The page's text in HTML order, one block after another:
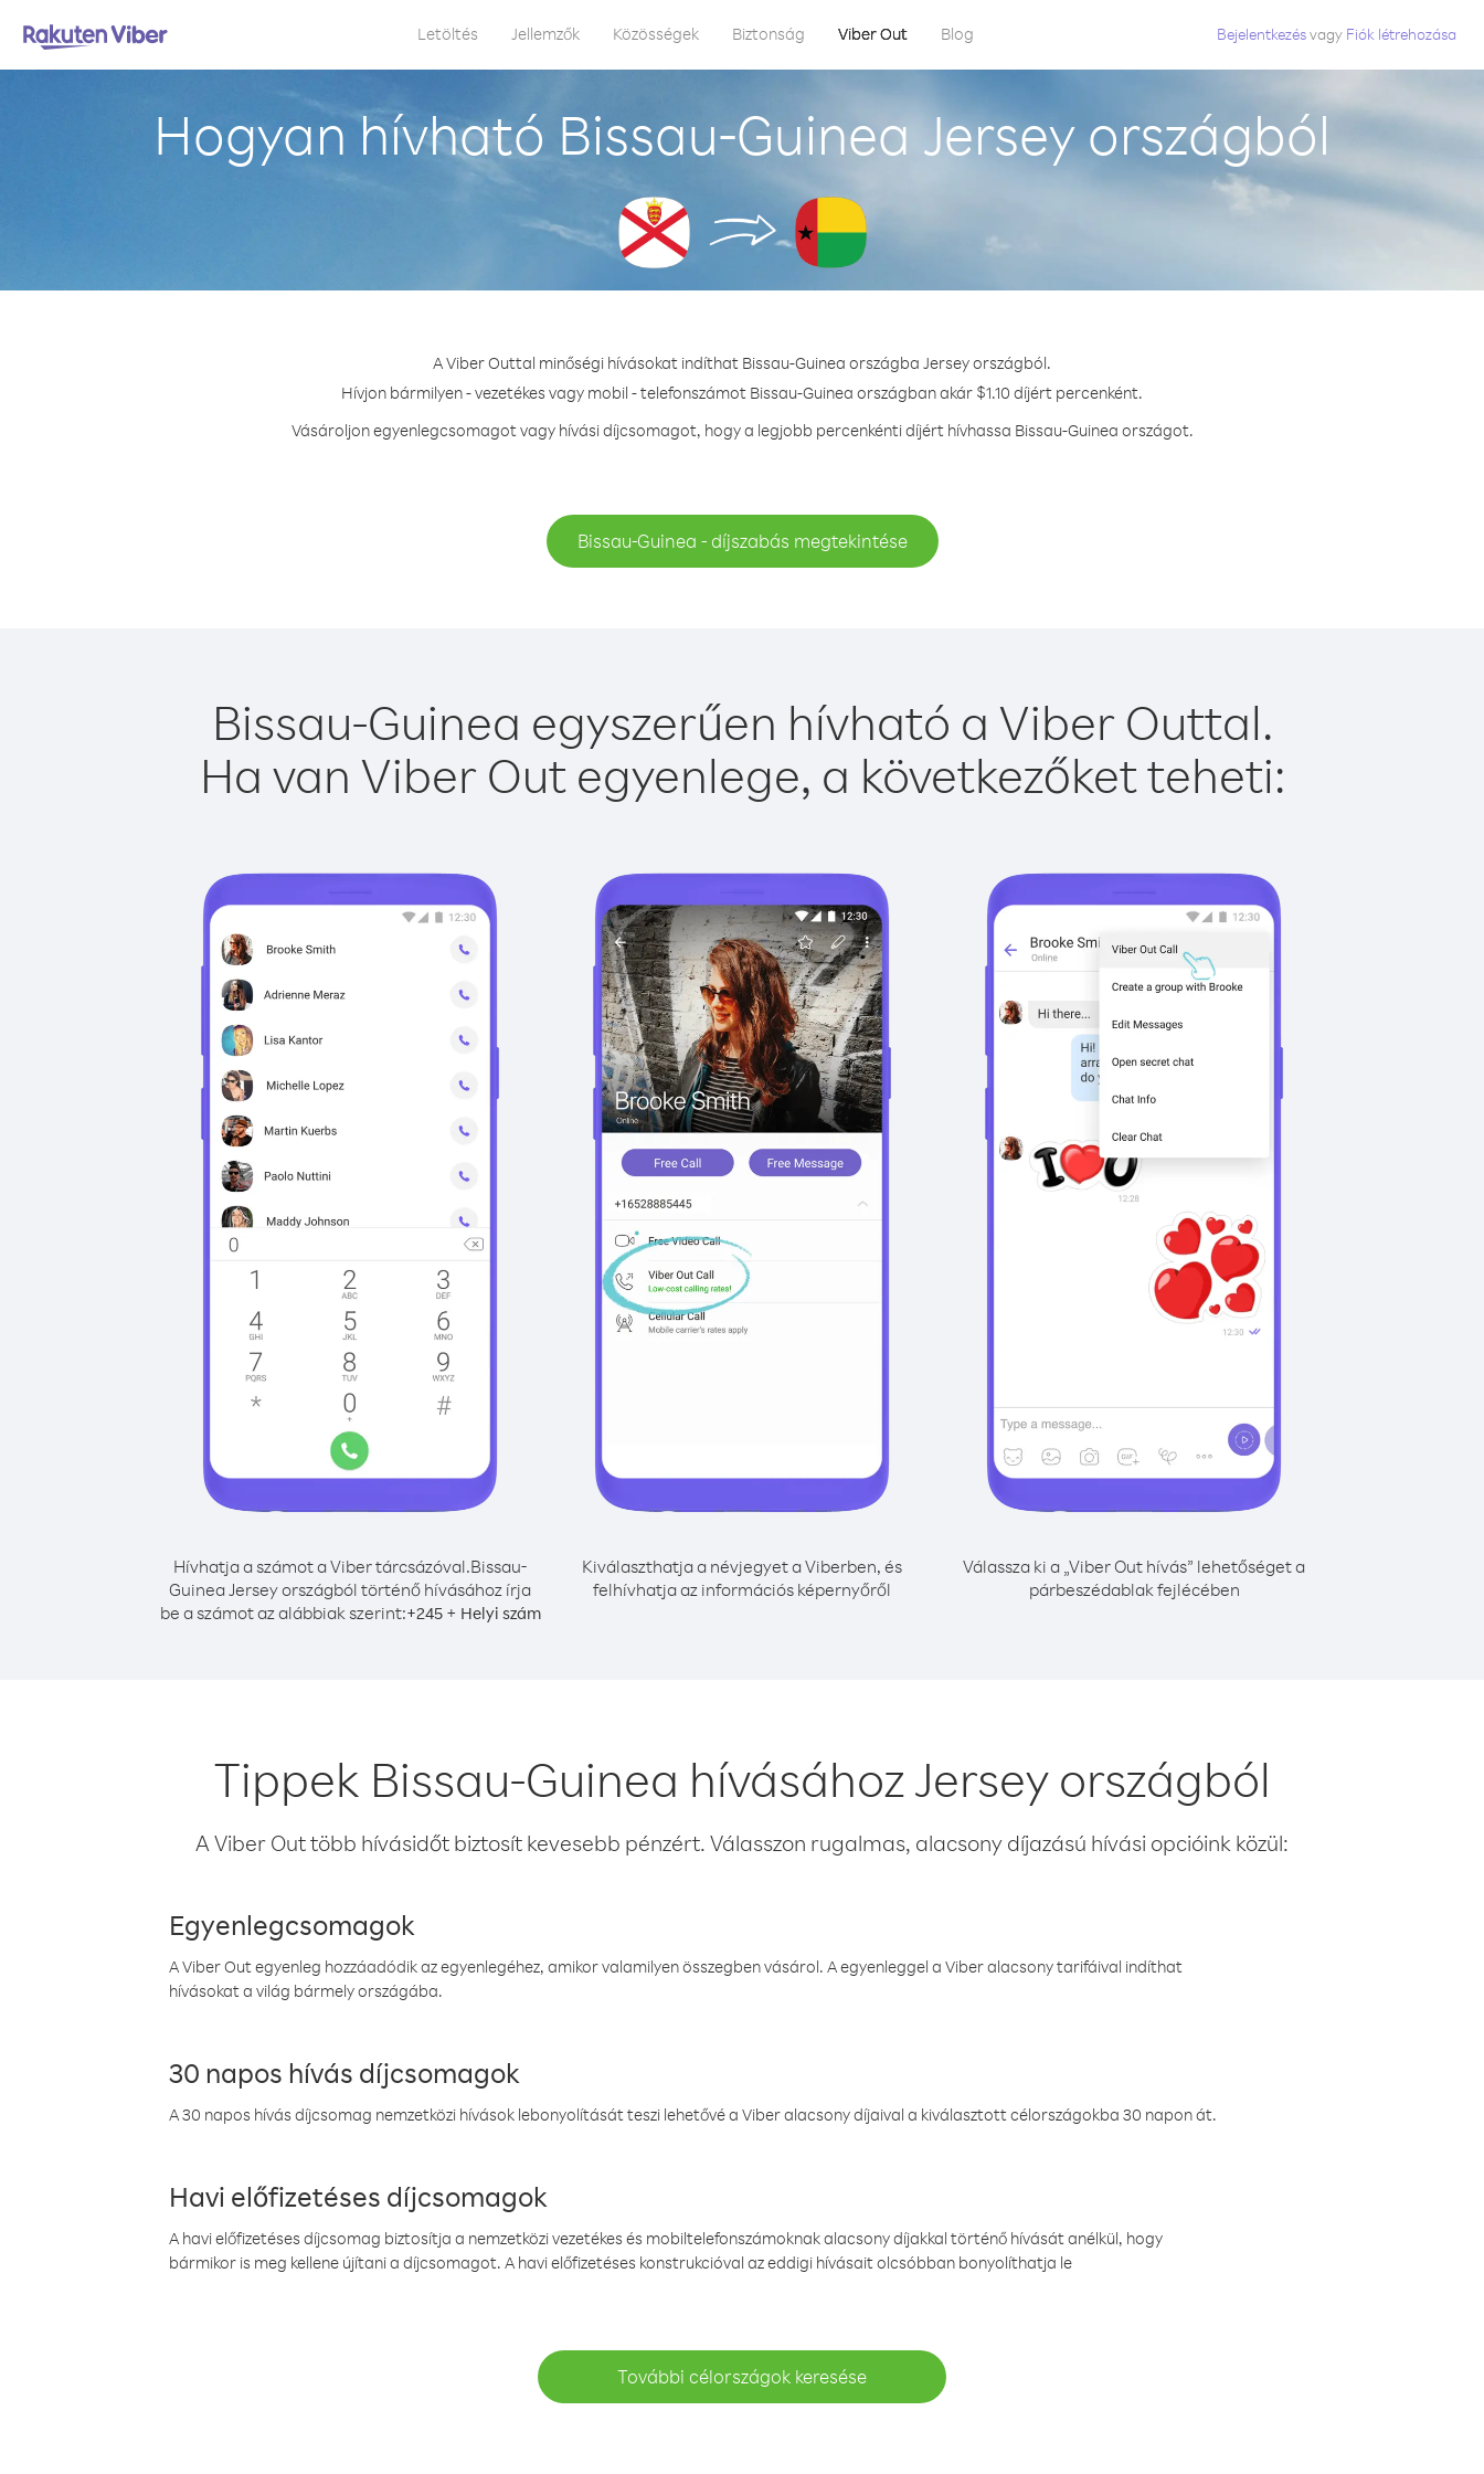
Letöltés Jellemzők Közösségek Biztonság Viber Out Blog Bejelentkezésvagy Fiók létrehozása
Hogyan hívható Bissau-Guinea Jersey országból
A Viber Outtal minőségi hívásokat indíthat Bissau-Guinea országba Jersey országból.
Hívjon bármilyen - vezetékes vagy mobil - telefonszámot Bissau-Guinea országban akár $1.10 díjért percenként.
Vásároljon egyenlegcsomagot vagy hívási díjcsomagot, hogy a legjobb percenkénti díjért hívhassa Bissau-Guinea országot.
Bissau-Guinea - díjszabás megtekintése
Bissau-Guinea egyszerűen hívható a Viber Outtal.
Ha van Viber Out egyenlege, a következőket teheti:
Hívhatja a számot a Viber tárcsázóval.Bissau-
Guinea Jersey országból történő hívásához írja
be a számot az alábbiak szerint:+245+ Helyi szám
Kiválaszthatja a névjegyet a Viberben, és
felhívhatja az információs képernyőről
Válassza ki a „Viber Out hívás” lehetőséget a
párbeszédablak fejlécében
Tippek Bissau-Guinea hívásához Jersey országból
A Viber Out több hívásidőt biztosít kevesebb pénzért. Válasszon rugalmas, alacsony díjazású hívási opcióink közül:
Egyenlegcsomagok
A Viber Out egyenleg hozzáadódik az egyenlegéhez, amikor valamilyen összegben vásárol. A egyenleggel a Viber alacsony tarifáival indíthat
hívásokat a világ bármely országába.
30 napos hívás díjcsomagok
A 30 napos hívás díjcsomag nemzetközi hívások lebonyolítását teszi lehetővé a Viber alacsony díjaival a kiválasztott célországokba 30 napon át.
Havi előfizetéses díjcsomagok
A havi előfizetéses díjcsomag biztosítja a nemzetközi vezetékes és mobiltelefonszámoknak alacsony díjakkal történő hívását anélkül, hogy
bármikor is meg kellene újítani a díjcsomagot. A havi előfizetéses konstrukcióval az eddigi hívásait olcsóbban bonyolíthatja le
További célországok keresése